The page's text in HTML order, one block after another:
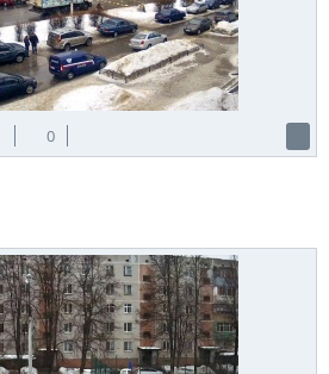
0